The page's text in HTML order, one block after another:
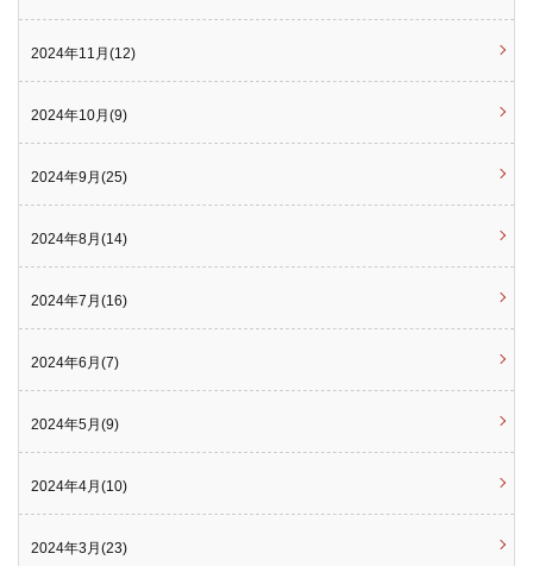
2024年11月(12)
2024年10月(9)
2024年9月(25)
2024年8月(14)
2024年7月(16)
2024年6月(7)
2024年5月(9)
2024年4月(10)
2024年3月(23)